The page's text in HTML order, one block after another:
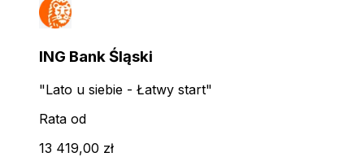
ING Bank Śląski
"Lato u siebie - Łatwy start"
Rata od
13 419,00 zł